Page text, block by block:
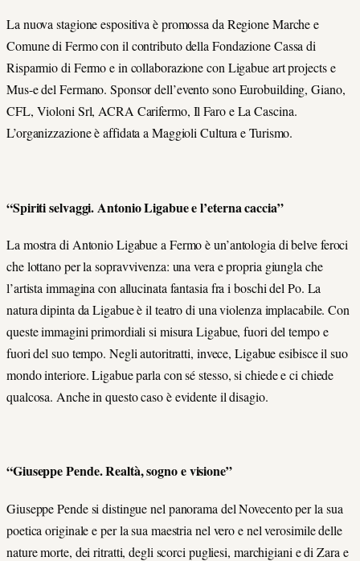
La nuova stagione espositiva è promossa da Regione Marche e
Comune di Fermo con il contributo della Fondazione Cassa di
Risparmio di Fermo e in collaborazione con Ligabue art projects e
Mus-e del Fermano. Sponsor dell’evento sono Eurobuilding, Giano,
CFL, Violoni Srl, ACRA Carifermo, Il Faro e La Cascina.
L’organizzazione è affidata a Maggioli Cultura e Turismo.
“Spiriti selvaggi. Antonio Ligabue e l’eterna caccia”
La mostra di Antonio Ligabue a Fermo è un’antologia di belve feroci
che lottano per la sopravvivenza: una vera e propria giungla che
l’artista immagina con allucinata fantasia fra i boschi del Po. La
natura dipinta da Ligabue è il teatro di una violenza implacabile. Con
queste immagini primordiali si misura Ligabue, fuori del tempo e
fuori del suo tempo. Negli autoritratti, invece, Ligabue esibisce il suo
mondo interiore. Ligabue parla con sé stesso, si chiede e ci chiede
qualcosa. Anche in questo caso è evidente il disagio.
“Giuseppe Pende. Realtà, sogno e visione”
Giuseppe Pende si distingue nel panorama del Novecento per la sua
poetica originale e per la sua maestria nel vero e nel verosimile delle
nature morte, dei ritratti, degli scorci pugliesi, marchigiani e di Zara e